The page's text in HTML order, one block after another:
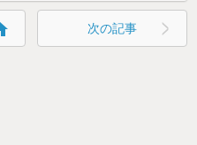
次の記事